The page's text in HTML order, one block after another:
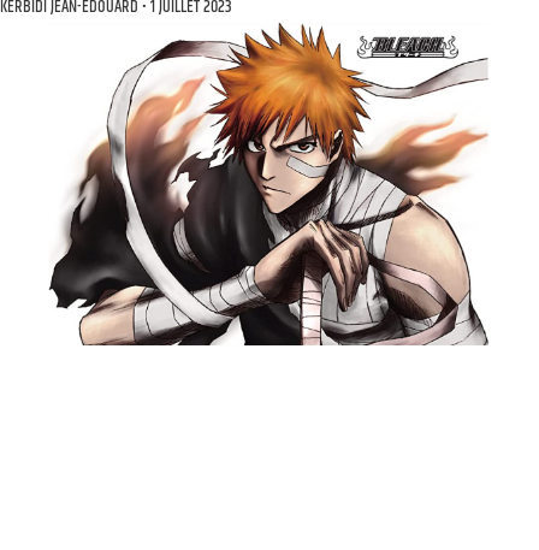
KERBIDI JEAN-EDOUARD 1 JUILLET 2023